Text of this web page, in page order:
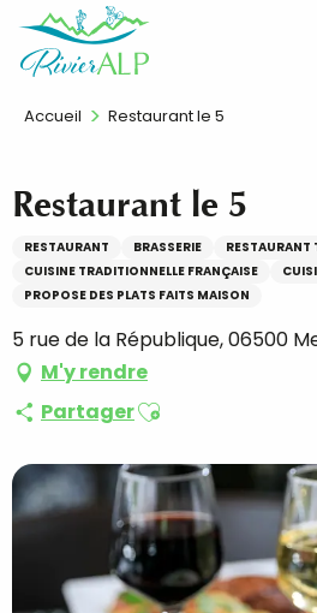
contenu
FR
Accueil Restaurant le 5
Restaurant le 5
RESTAURANT BRASSERIE
RESTAURANT
CUISINE TRADITIONNELLE FRANÇAISE
PROPOSE DES PLATS FAITS MAISON
5 rue de la République, 06500
M'y rendre
PartagerAjouter aux favoris